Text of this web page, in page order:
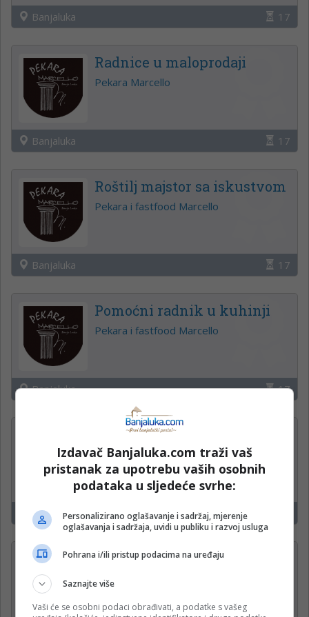
Banjaluka 17
Radnice u maloprodaji
Pekara Marcello
Banjaluka 17
Roštilj majstor sa iskustvom
Pekara i fastfood Marcello
Banjaluka 17
Pomoćni radnik u kuhinji
Pekara i fastfood Marcello
Banjaluka 17
Više pozicija
ŠIKI SUPERMARKET
Banjaluka
Konobar
MK Istok
Izdavač Banjaluka.com traži vaš
pristanak za upotrebu vaših osobnih
podataka u sljedeće svrhe:
Personalizirano oglašavanje i sadržaj, mjerenje
oglašavanja i sadržaja, uvidi u publiku i razvoj usluga
Pohrana i/ili pristup podacima na uređaju
Saznajte više
Vaši će se osobni podaci obrađivati, a podatke s vašeg